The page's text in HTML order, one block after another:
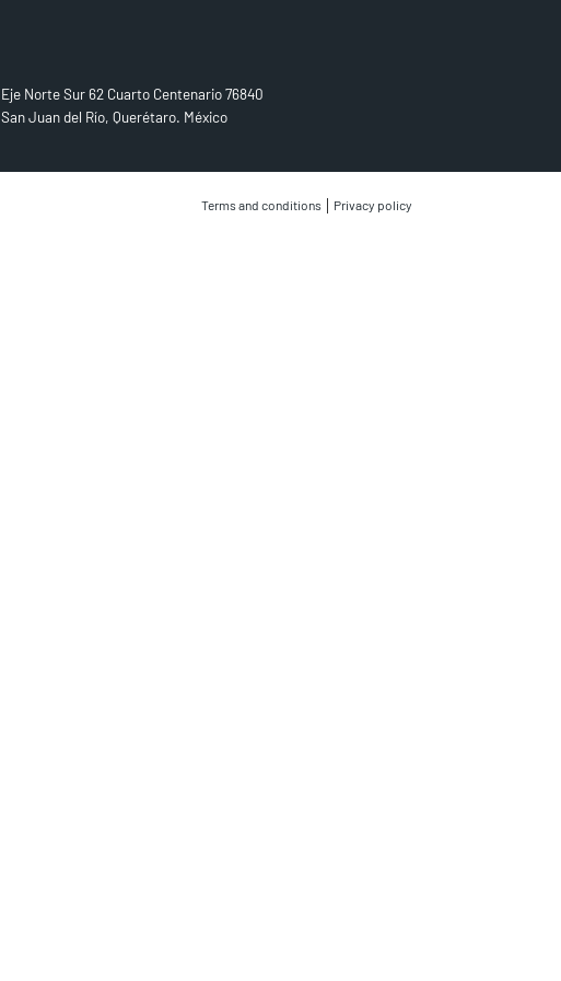
Eje Norte Sur 62 Cuarto Centenario 76840
San Juan del Río, Querétaro. México
Terms and conditions | Privacy policy